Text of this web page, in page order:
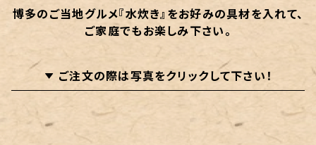
博多のご当地グルメ『水炊き』をお好みの具材を入れて、
ご家庭でもお楽しみ下さい。
ご注文の際は写真をクリックして下さい！